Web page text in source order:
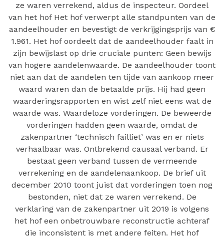
ze waren verrekend, aldus de inspecteur. Oordeel
van het hof Het hof verwerpt alle standpunten van de
aandeelhouder en bevestigt de verkrijgingsprijs van €
1.961. Het hof oordeelt dat de aandeelhouder faalt in
zijn bewijslast op drie cruciale punten: Geen bewijs
van hogere aandelenwaarde. De aandeelhouder toont
niet aan dat de aandelen ten tijde van aankoop meer
waard waren dan de betaalde prijs. Hij had geen
waarderingsrapporten en wist zelf niet eens wat de
waarde was. Waardeloze vorderingen. De beweerde
vorderingen hadden geen waarde, omdat de
zakenpartner ‘technisch failliet’ was en er niets
verhaalbaar was. Ontbrekend causaal verband. Er
bestaat geen verband tussen de vermeende
verrekening en de aandelenaankoop. De brief uit
december 2010 toont juist dat vorderingen toen nog
bestonden, niet dat ze waren verrekend. De
verklaring van de zakenpartner uit 2019 is volgens
het hof een onbetrouwbare reconstructie achteraf
die inconsistent is met andere feiten. Het hof